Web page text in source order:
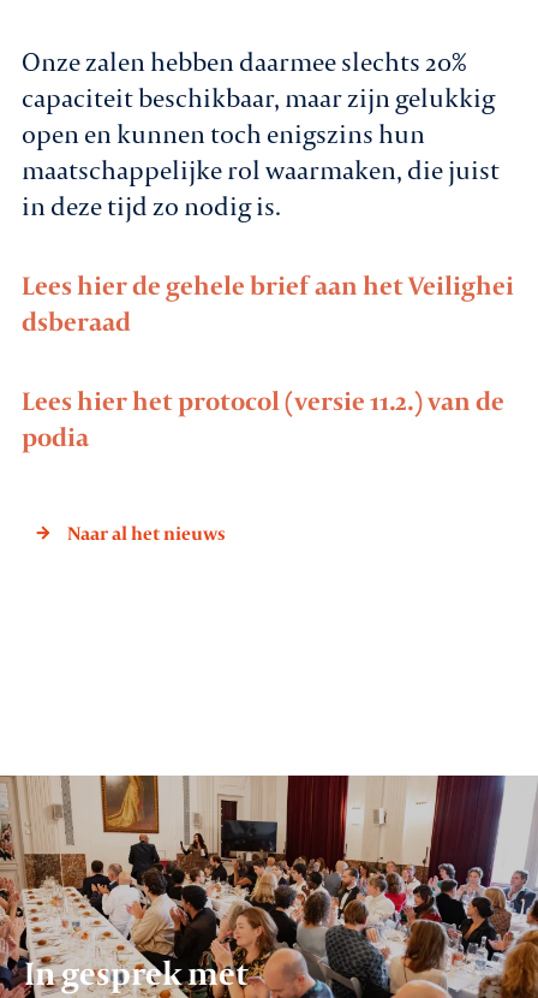
Onze zalen hebben daarmee slechts 20%
capaciteit beschikbaar, maar zijn gelukkig
open en kunnen toch enigszins hun
maatschappelijke rol waarmaken, die juist
in deze tijd zo nodig is.
Lees hier de gehele brief aan het Veilighei
dsberaad
Lees hier het protocol (versie 11.2.) van de
podia
Naar al het nieuws
In gesprek met